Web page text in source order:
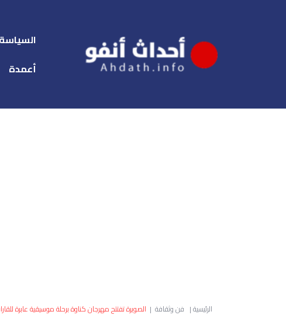
السياسة
أعمدة
الرئيسية| فن وثقافة | الصويرة تفتتح مهرجان كناوة برحلة موسيقية عابرة